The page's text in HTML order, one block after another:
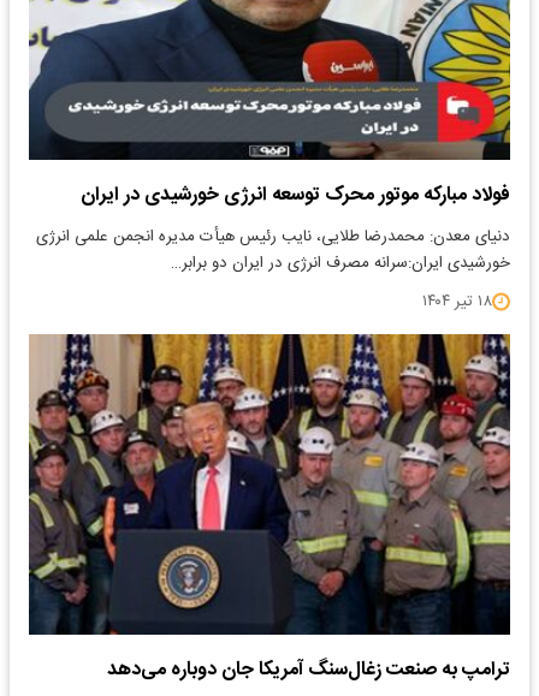
فولاد مبارکه موتور محرک توسعه انرژی خورشیدی در ایران
دنیای معدن: محمدرضا طلایی، نایب رئیس هیأت مدیره انجمن علمی انرژی
خورشیدی ایران:سرانه مصرف انرژی در ایران دو برابر…
۱۸ تیر ۱۴۰۴
ترامپ به صنعت زغال‌سنگ آمریکا جان دوباره می‌دهد